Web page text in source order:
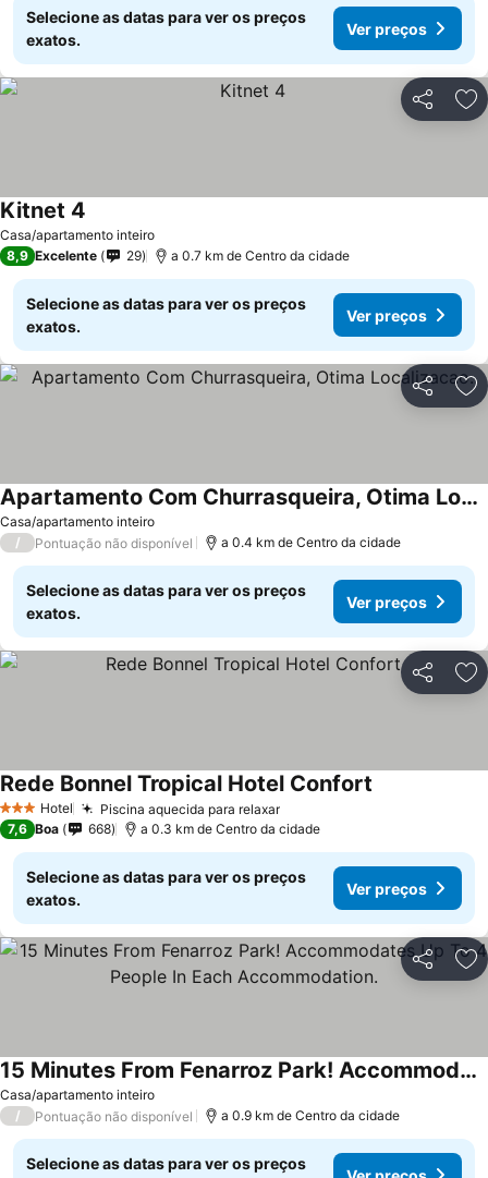
Selecione as datas para ver os preços
exatos.
Ver preços
Partilhar
Casa/apartamento inteiro
Kitnet 4
8,9 Excelente 29 a 0.7 km de Centro da cidade
Selecione as datas para ver os preços
exatos.
Ver preços
Partilhar
Casa/apartamento inteiro
Apartamento Com Churrasqueira, Otima Localizacao.
/ Pontuação não disponível a 0.4 km de Centro da cidade
Selecione as datas para ver os preços
exatos.
Ver preços
Partilhar
3 EstrelasHotel Piscina aquecida para relaxar
Rede Bonnel Tropical Hotel Confort
7,6 Boa 668 a 0.3 km de Centro da cidade
Selecione as datas para ver os preços
exatos.
Ver preços
Partilhar
Casa/apartamento inteiro
15 Minutes From Fenarroz Park! Accommodates Up To 4 People In Each Accommodation.
/ Pontuação não disponível a 0.9 km de Centro da cidade
Selecione as datas para ver os preços